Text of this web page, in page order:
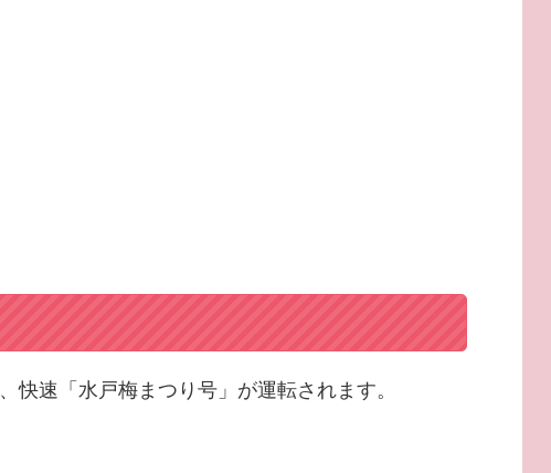
、快速「水戸梅まつり号」が運転されます。